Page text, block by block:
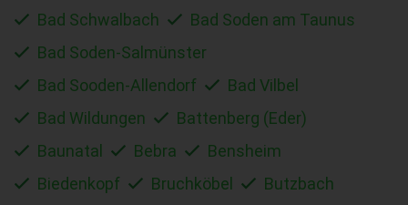
Bad Schwalbach
Bad Soden am Taunus
Bad Soden-Salmünster
Bad Sooden-Allendorf
Bad Vilbel
Bad Wildungen
Battenberg (Eder)
Baunatal
Bebra
Bensheim
Biedenkopf
Bruchköbel
Butzbach